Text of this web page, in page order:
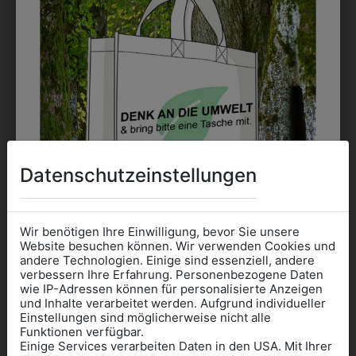
3800000
KRAWATTENKLAMMER
ZULETZT ANGESEHEN
Datenschutzeinstellungen
Wir benötigen Ihre Einwilligung, bevor Sie unsere
Website besuchen können. Wir verwenden Cookies und
andere Technologien. Einige sind essenziell, andere
verbessern Ihre Erfahrung. Personenbezogene Daten
wie IP-Adressen können für personalisierte Anzeigen
und Inhalte verarbeitet werden. Aufgrund individueller
Einstellungen sind möglicherweise nicht alle
Funktionen verfügbar.
Einige Services verarbeiten Daten in den USA. Mit Ihrer
Informationen wenn Sie
Kleidung